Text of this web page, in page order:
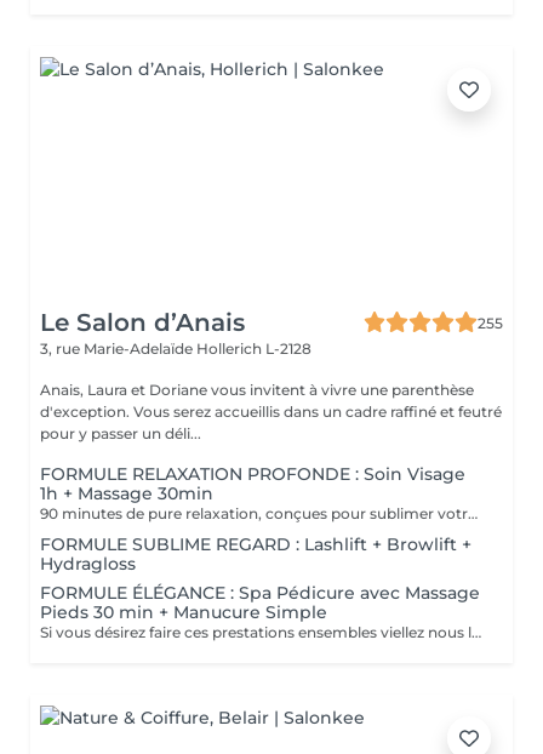
Le Salon d’Anais
255
3, rue Marie-Adelaïde Hollerich L-2128
Anais, Laura et Doriane vous invitent à vivre une parenthèse
d'exception. Vous serez accueillis dans un cadre raffiné et feutré
pour y passer un déli...
FORMULE RELAXATION PROFONDE : Soin Visage
1h + Massage 30min
90 minutes de pure relaxation, conçues pour sublimer votre peau tout en relâchant les tensions du corps. Une Tisane détox vous sera offerte pour prolonger cet instant de douceur.
FORMULE SUBLIME REGARD : Lashlift + Browlift +
Hydragloss
FORMULE ÉLÉGANCE : Spa Pédicure avec Massage
Pieds 30 min + Manucure Simple
Si vous désirez faire ces prestations ensembles viellez nous le préciser en note lors de votre réservation. Un supplément vous sera demander si vous souhaiter un vernis simple ou semi-permanent.